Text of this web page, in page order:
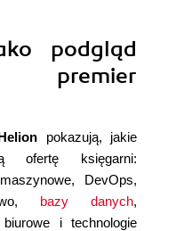
podgląd
premier
pokazują, jakie
ofertę księgarni:
DevOps,
bazy danych,
i technologie